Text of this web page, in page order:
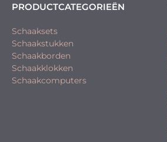
PRODUCTCATEGORIEËN
Schaaksets
Schaakstukken
Schaakborden
Schaakklokken
Schaakcomputers